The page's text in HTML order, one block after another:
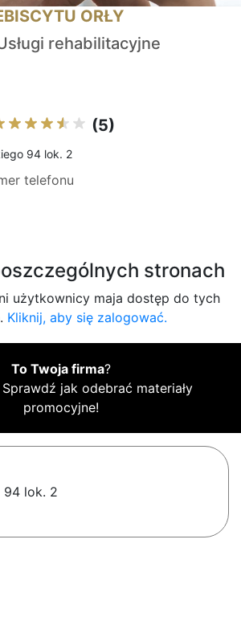
ORŁY
rehabilitacyjne
(5)
94 lok. 2
telefonu
stronach
użytkownicy maja dostęp do tych
Kliknij, aby się zalogować.
To Twoja firma?
Sprawdź jak odebrać materiały
promocyjne!
94 lok. 2